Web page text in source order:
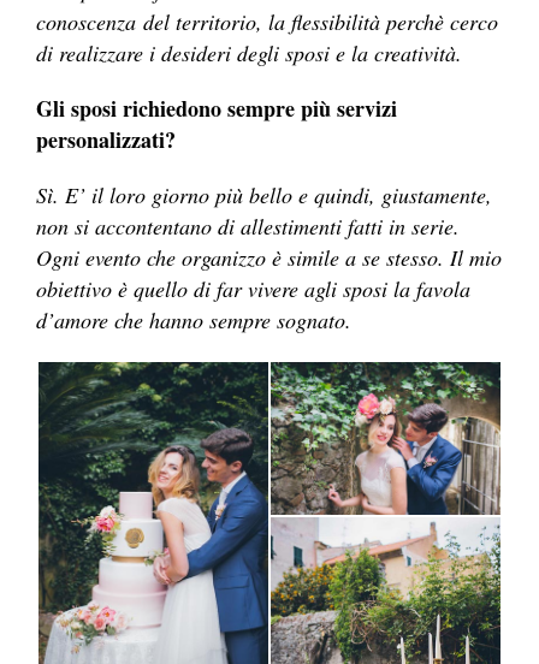
conoscenza del territorio, la flessibilità perchè cerco
di realizzare i desideri degli sposi e la creatività.
Gli sposi richiedono sempre più servizi
personalizzati?
Sì. E’ il loro giorno più bello e quindi, giustamente,
non si accontentano di allestimenti fatti in serie.
Ogni evento che organizzo è simile a se stesso. Il mio
obiettivo è quello di far vivere agli sposi la favola
d’amore che hanno sempre sognato.